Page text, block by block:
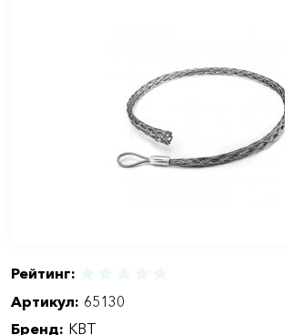
Рейтинг:
Артикул: 65130
Бренд: КВТ